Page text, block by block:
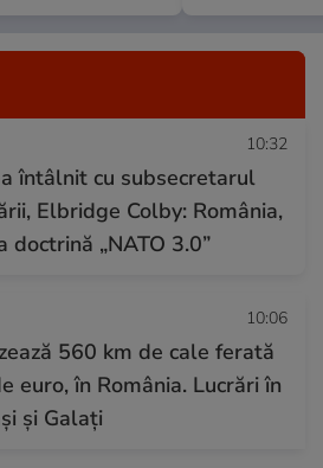
10:32
întâlnit cu subsecretarul
Elbridge Colby: România,
doctrină „NATO 3.0”
10:06
560 km de cale ferată
euro, în România. Lucrări în
şi Galaţi